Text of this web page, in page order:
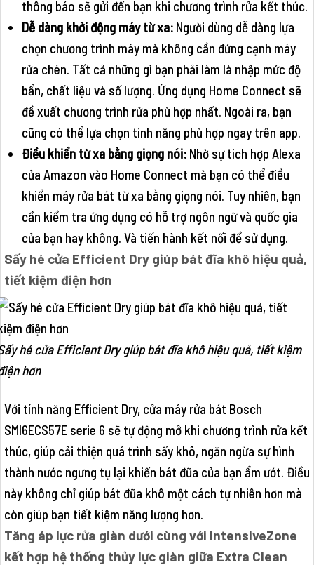
thông báo sẽ gửi đến bạn khi chương trình rửa kết thúc.
Dễ dàng khởi động máy từ xa:Người dùng dễ dàng lựa
chọn chương trình máy mà không cần đứng cạnh máy
rửa chén. Tất cả những gì bạn phải làm là nhập mức độ
bẩn, chất liệu và số lượng. Ứng dụng Home Connect sẽ
đề xuất chương trình rửa phù hợp nhất. Ngoài ra, bạn
cũng có thể lựa chọn tính năng phù hợp ngay trên app.
Điều khiển từ xa bằng giọng nói:Nhờ sự tích hợp Alexa
của Amazon vào Home Connect mà bạn có thể điều
khiển máy rửa bát từ xa bằng giọng nói. Tuy nhiên, bạn
cần kiểm tra ứng dụng có hỗ trợ ngôn ngữ và quốc gia
của bạn hay không. Và tiến hành kết nối để sử dụng.
Sấy hé cửa Efficient Dry giúp bát đĩa khô hiệu quả,
tiết kiệm điện hơn
hé cửa Efficient Dry giúp bát đĩa khô hiệu quả, tiết kiệm
hơn
Với tính năng Efficient Dry, cửa máy rửa bát Bosch
SMI6ECS57E serie 6 sẽ tự động mở khi chương trình rửa kết
thúc, giúp cải thiện quá trình sấy khô, ngăn ngừa sự hình
thành nước ngưng tụ lại khiến bát đũa của bạn ẩm ướt. Điều
này không chỉ giúp bát đũa khô một cách tự nhiên hơn mà
còn giúp bạn tiết kiệm năng lượng hơn.
Tăng áp lực rửa giàn dưới cùng với IntensiveZone
kết hợp hệ thống thủy lực giàn giữa Extra Clean